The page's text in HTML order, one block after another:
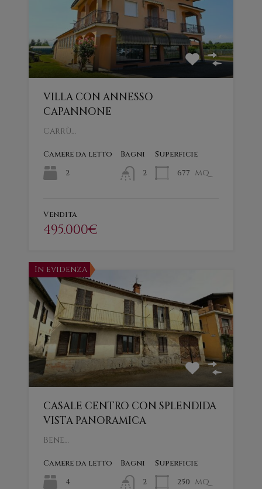
VILLA CON ANNESSO
CAPANNONE
Carrù…
Camere da letto
2
Bagni
2
Superficie
677 mq
Vendita
495.000€
In evidenza
CASALE CENTRO CON SPLENDIDA
VISTA PANORAMICA
Bene…
Camere da letto
4
Bagni
2
Superficie
250 mq